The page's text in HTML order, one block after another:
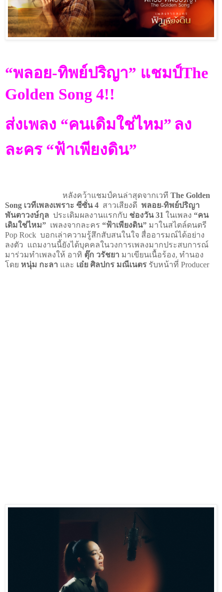
“พลอย-ทิพย์ปริญา” แชมป์The
Golden Song 4!!
ส่งเพลง “คนเดิมใช่ไหม” ลง
ละคร “ฟ้าเพียงดิน”
หลังคว้าแชมป์คนล่าสุดจากเวที The Golden
Song เวทีเพลงเพราะ ซีซั่น4 สาวเสียงดี พลอย-ทิพย์ปริญา
พันตาวงษ์กุล ประเดิมผลงานแรกกับ ช่องวัน 31 ในเพลง “คน
เดิมใช่ไหม” เพลงจากละคร “ฟ้าเพียงดิน” มาในสไตล์ดนตรี
Pop Rock บอกเล่าความรู้สึกสับสนในใจ สื่ออารมณ์ได้อย่าง
ลงตัว แถมงานนี้ยังได้บุคคลในวงการเพลงมากประสบการณ์
มาร่วมทำเพลงให้ อาทิ ตุ๊ก วรัชยา มาเขียนเนื้อร้อง, ทำนอง
โดย หนุ่ม กะลา และ เอ๋ย ศิลปกร มณีเนตร รับหน้าที่ Producer